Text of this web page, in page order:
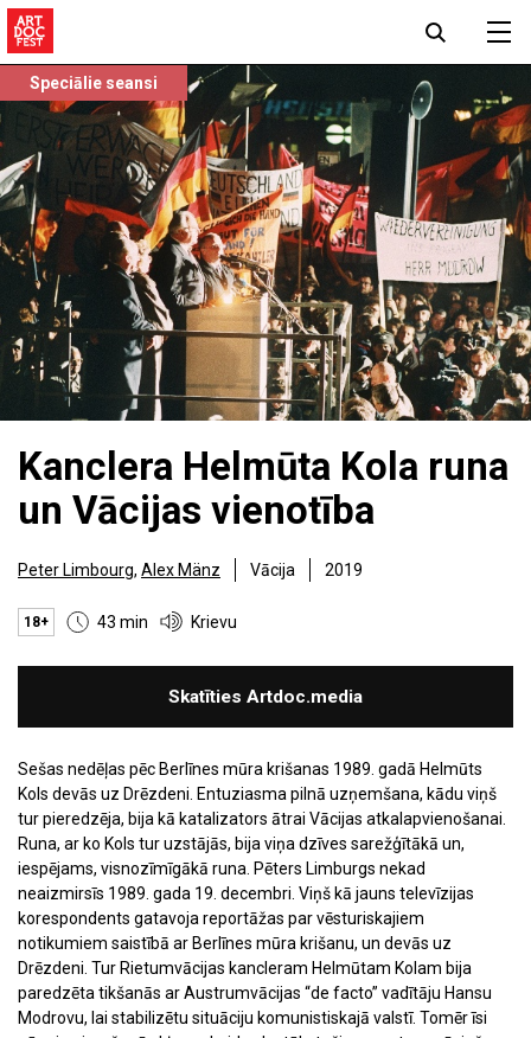
Speciālie seansi
Kanclera Helmūta Kola runa
un Vācijas vienotība
Peter Limbourg, Alex Mänz Vācija 2019
18+ 43 min Krievu
Skatīties Artdoc.media
Sešas nedēļas pēc Berlīnes mūra krišanas 1989. gadā Helmūts
Kols devās uz Drēzdeni. Entuziasma pilnā uzņemšana, kādu viņš
tur pieredzēja, bija kā katalizators ātrai Vācijas atkalapvienošanai.
Runa, ar ko Kols tur uzstājās, bija viņa dzīves sarežģītākā un,
iespējams, visnozīmīgākā runa. Pēters Limburgs nekad
neaizmirsīs 1989. gada 19. decembri. Viņš kā jauns televīzijas
korespondents gatavoja reportāžas par vēsturiskajiem
notikumiem saistībā ar Berlīnes mūra krišanu, un devās uz
Drēzdeni. Tur Rietumvācijas kancleram Helmūtam Kolam bija
paredzēta tikšanās ar Austrumvācijas “de facto” vadītāju Hansu
Modrovu, lai stabilizētu situāciju komunistiskajā valstī. Tomēr īsi